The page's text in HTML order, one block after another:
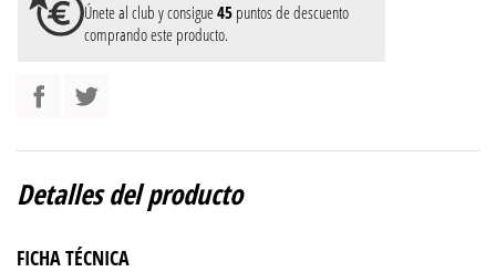
Únete al club y consigue45 puntos de descuento
comprando este producto.
Detalles del producto
FICHA TÉCNICA